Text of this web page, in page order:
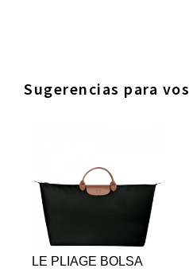
Sugerencias para vos
LE PLIAGE BOLSA